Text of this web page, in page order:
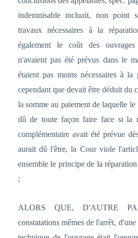
indemnisable incluait, non point
travaux nécessaires à la
également le coût des ouvrages
n'avaient pas été prévus dans le
étaient pas moins nécessaires à
cependant que devait être déduit du
la somme au paiement de laquelle
dû de toute façon faire face si la
complémentaire avait été prévue
aurait dû l'être, la Cour viole
ensemble le principe de la
;
ALORS QUE, D'AUTRE
constatations mêmes de l'arrêt,